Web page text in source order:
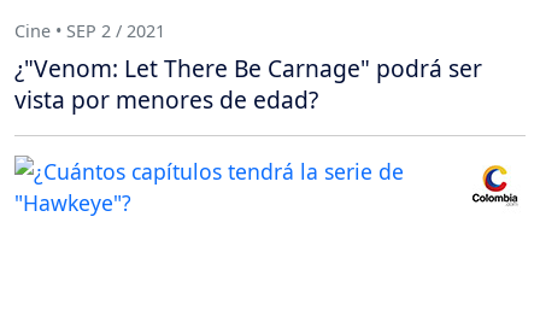
Cine • SEP 2 / 2021
¿"Venom: Let There Be Carnage" podrá ser
vista por menores de edad?